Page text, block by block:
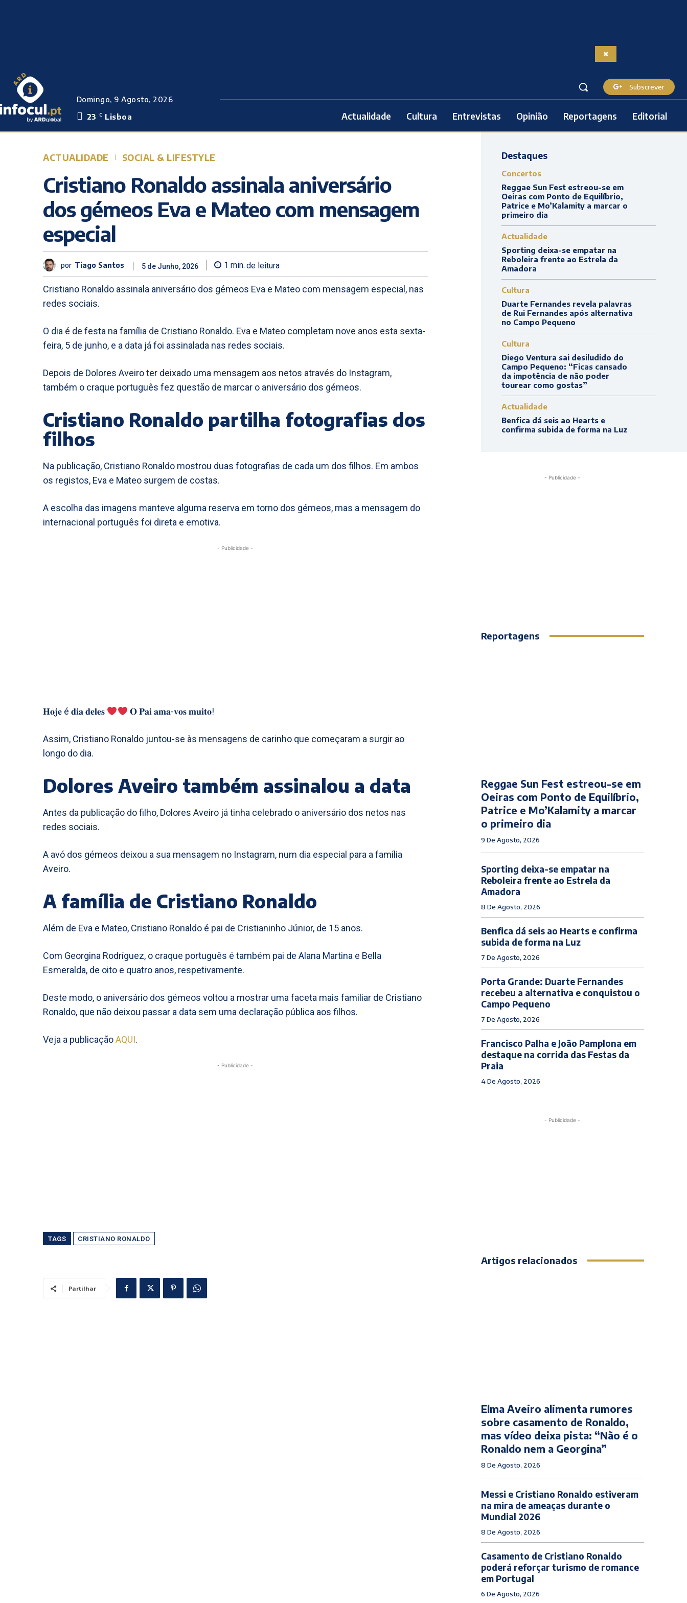
Domingo, 9 Agosto, 2026
23
C Lisboa
Subscrever
Actualidade Cultura Entrevistas Opinião Reportagens Editorial
ACTUALIDADE SOCIAL & LIFESTYLE
Cristiano Ronaldo assinala aniversário
dos gémeos Eva e Mateo com mensagem
especial
por Tiago Santos 5 de Junho, 2026 1 min. de leitura
Cristiano Ronaldo assinala aniversário dos gémeos Eva e Mateo com mensagem especial, nas
redes sociais.
O dia é de festa na família de Cristiano Ronaldo. Eva e Mateo completam nove anos esta sexta-
feira, 5 de junho, e a data já foi assinalada nas redes sociais.
Depois de Dolores Aveiro ter deixado uma mensagem aos netos através do Instagram,
também o craque português fez questão de marcar o aniversário dos gémeos.
Cristiano Ronaldo partilha fotografias dos
filhos
Na publicação, Cristiano Ronaldo mostrou duas fotografias de cada um dos filhos. Em ambos
os registos, Eva e Mateo surgem de costas.
A escolha das imagens manteve alguma reserva em torno dos gémeos, mas a mensagem do
internacional português foi direta e emotiva.
- Publicidade -
𝐇𝐨𝐣𝐞 é 𝐝𝐢𝐚 𝐝𝐞𝐥𝐞𝐬 𝐎 𝐏𝐚𝐢 𝐚𝐦𝐚-𝐯𝐨𝐬 𝐦𝐮𝐢𝐭𝐨!
Assim, Cristiano Ronaldo juntou-se às mensagens de carinho que começaram a surgir ao
longo do dia.
Dolores Aveiro também assinalou a data
Antes da publicação do filho, Dolores Aveiro já tinha celebrado o aniversário dos netos nas
redes sociais.
A avó dos gémeos deixou a sua mensagem no Instagram, num dia especial para a família
Aveiro.
A família de Cristiano Ronaldo
Além de Eva e Mateo, Cristiano Ronaldo é pai de Cristianinho Júnior, de 15 anos.
Com Georgina Rodríguez, o craque português é também pai de Alana Martina e Bella
Esmeralda, de oito e quatro anos, respetivamente.
Deste modo, o aniversário dos gémeos voltou a mostrar uma faceta mais familiar de Cristiano
Ronaldo, que não deixou passar a data sem uma declaração pública aos filhos.
Veja a publicaçãoAQUI.
- Publicidade -
TAGS CRISTIANO RONALDO
Partilhar
Destaques
Concertos
Reggae Sun Fest estreou-se em
Oeiras com Ponto de Equilíbrio,
Patrice e Mo’Kalamity a marcar o
primeiro dia
Actualidade
Sporting deixa-se empatar na
Reboleira frente ao Estrela da
Amadora
Cultura
Duarte Fernandes revela palavras
de Rui Fernandes após alternativa
no Campo Pequeno
Cultura
Diego Ventura sai desiludido do
Campo Pequeno: “Ficas cansado
da impotência de não poder
tourear como gostas”
Actualidade
Benfica dá seis ao Hearts e
confirma subida de forma na Luz
- Publicidade -
Reportagens
Reggae Sun Fest estreou-se em
Oeiras com Ponto de Equilíbrio,
Patrice e Mo’Kalamity a marcar
o primeiro dia
9 De Agosto, 2026
Sporting deixa-se empatar na
Reboleira frente ao Estrela da
Amadora
8 De Agosto, 2026
Benfica dá seis ao Hearts e confirma
subida de forma na Luz
7 De Agosto, 2026
Porta Grande: Duarte Fernandes
recebeu a alternativa e conquistou o
Campo Pequeno
7 De Agosto, 2026
Francisco Palha e João Pamplona em
destaque na corrida das Festas da
Praia
4 De Agosto, 2026
- Publicidade -
Artigos relacionados
Elma Aveiro alimenta rumores
sobre casamento de Ronaldo,
mas vídeo deixa pista: “Não é o
Ronaldo nem a Georgina”
8 De Agosto, 2026
Messi e Cristiano Ronaldo estiveram
na mira de ameaças durante o
Mundial 2026
8 De Agosto, 2026
Casamento de Cristiano Ronaldo
poderá reforçar turismo de romance
em Portugal
6 De Agosto, 2026